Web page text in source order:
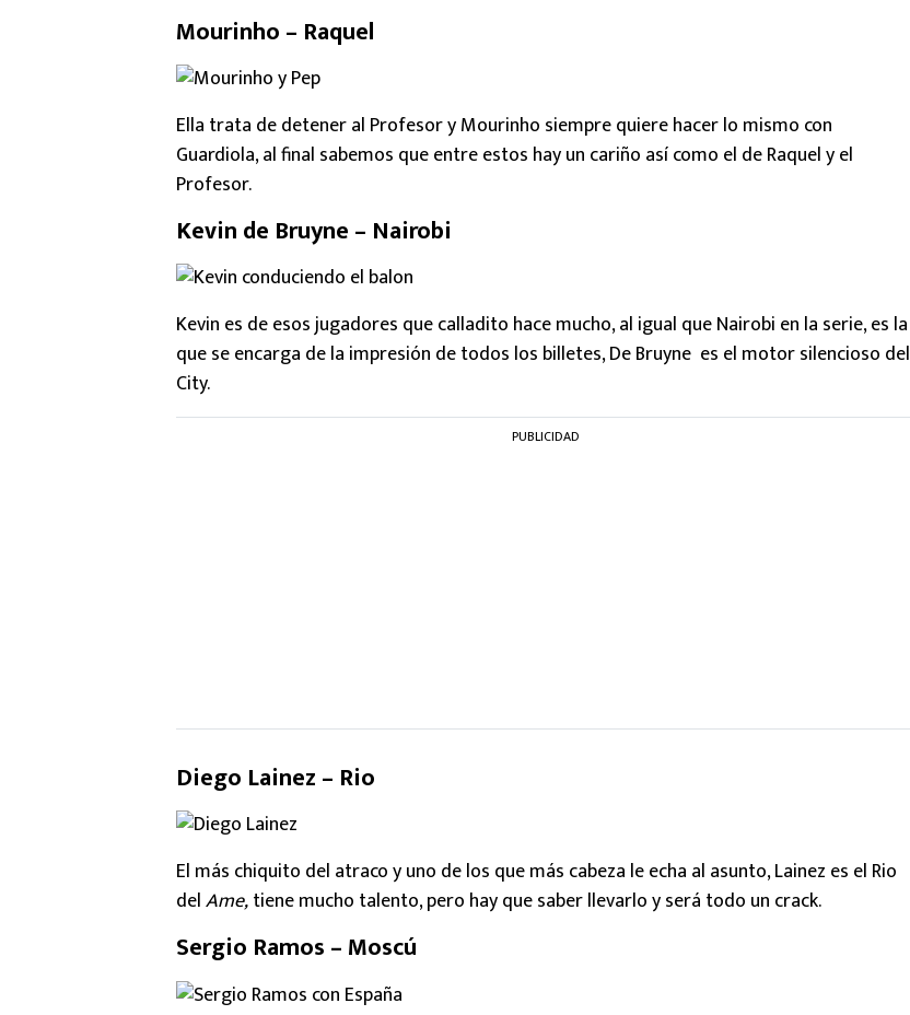
Mourinho – Raquel
Ella trata de detener al Profesor y Mourinho siempre quiere hacer lo mismo con
Guardiola, al final sabemos que entre estos hay un cariño así como el de Raquel y el
Profesor.
Kevin de Bruyne – Nairobi
Kevin es de esos jugadores que calladito hace mucho, al igual que Nairobi en la serie, es la
que se encarga de la impresión de todos los billetes, De Bruyne es el motor silencioso del
City.
PUBLICIDAD
Diego Lainez – Rio
El más chiquito del atraco y uno de los que más cabeza le echa al asunto, Lainez es el Rio
delAme,tiene mucho talento, pero hay que saber llevarlo y será todo un crack.
Sergio Ramos – Moscú